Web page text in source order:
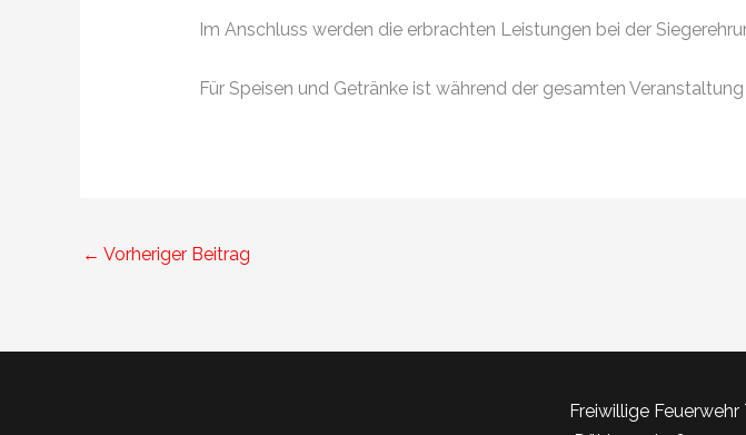
Im Anschluss werden die erbrachten Leistungen bei der
Für Speisen und Getränke ist während der gesamten
← Vorheriger Beitrag
Freiwillige